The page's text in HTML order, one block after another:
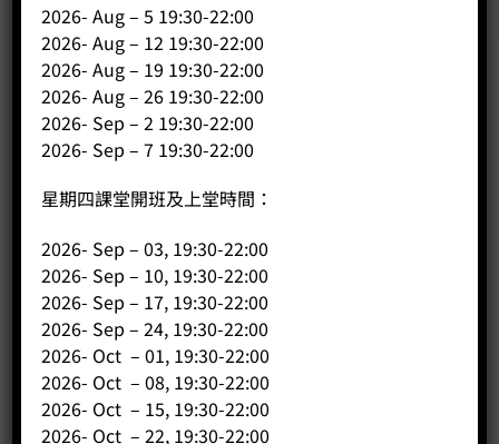
公司
主頁
關於我們
商店（產品）
課程/工作坊
2026- Aug – 5 19:30-22:00
2026- Aug – 12 19:30-22:00
2026- Aug – 19 19:30-22:00
2026- Aug – 26 19:30-22:00
2026- Sep – 2 19:30-22:00
2026- Sep – 7 19:30-22:00
星期四課堂開班及上堂時間：
2026- Sep – 03, 19:30-22:00
2026- Sep – 10, 19:30-22:00
2026- Sep – 17, 19:30-22:00
2026- Sep – 24, 19:30-22:00
2026- Oct – 01, 19:30-22:00
2026- Oct – 08, 19:30-22:00
2026- Oct – 15, 19:30-22:00
2026- Oct – 22, 19:30-22:00